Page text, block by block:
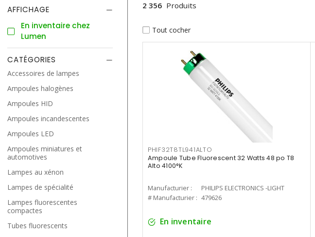
AFFICHAGE
En inventaire chez
Lumen
CATÉGORIES
Accessoires de lampes
Ampoules halogènes
Ampoules HID
Ampoules incandescentes
Ampoules LED
Ampoules miniatures et
automotives
Lampes au xénon
Lampes de spécialité
Lampes fluorescentes
compactes
Tubes fluorescents
2 356 Produits
Tout cocher
PHIF32T8TL941ALTO
Ampoule Tube Fluorescent 32 Watts 48 po T8
Alto 4100°K
Manufacturier :
PHILIPS ELECTRONICS -LIGHT
# Manufacturier : 479626
En inventaire